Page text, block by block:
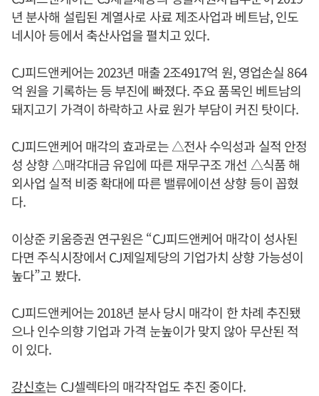
년 분사해 설립된 계열사로 사료 제조사업과 베트남, 인도
네시아 등에서 축산사업을 펼치고 있다.
CJ피드앤케어는 2023년 매출 2조4917억 원, 영업손실 864
억 원을 기록하는 등 부진에 빠졌다. 주요 품목인 베트남의
돼지고기 가격이 하락하고 사료 원가 부담이 커진 탓이다.
CJ피드앤케어 매각의 효과로는 △전사 수익성과 실적 안정
성 상향 △매각대금 유입에 따른 재무구조 개선 △식품 해
외사업 실적 비중 확대에 따른 밸류에이션 상향 등이 꼽혔
다.
이상준 키움증권 연구원은 “CJ피드앤케어 매각이 성사된
다면 주식시장에서 CJ제일제당의 기업가치 상향 가능성이
높다”고 봤다.
CJ피드앤케어는 2018년 분사 당시 매각이 한 차례 추진됐
으나 인수의향 기업과 가격 눈높이가 맞지 않아 무산된 적
이 있다.
강신호는 CJ셀렉타의 매각작업도 추진 중이다.